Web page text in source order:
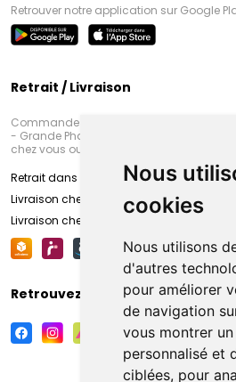
Nous
cookies
Nous utilisons
d'autres
pour améliorer
de navigation
vous montrer
personnalisé et
ciblées, pour
Retrouver notre application sur Google
Retrait / Livraison
Commandez en ligne et venez chercher
- Grande Pharmacie d’Amiens (Fachon)
chez vous ou en point retrait
Retrait dans la pharmacie d’Amiens
Livraison chez vous
Livraison chez votre commerçant
Retrouvez-nous sur vos réseaux